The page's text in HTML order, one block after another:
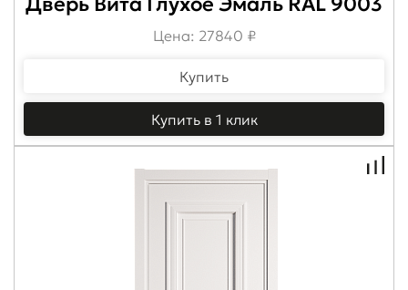
Цена: 27840 ₽
Купить
Купить в 1 клик